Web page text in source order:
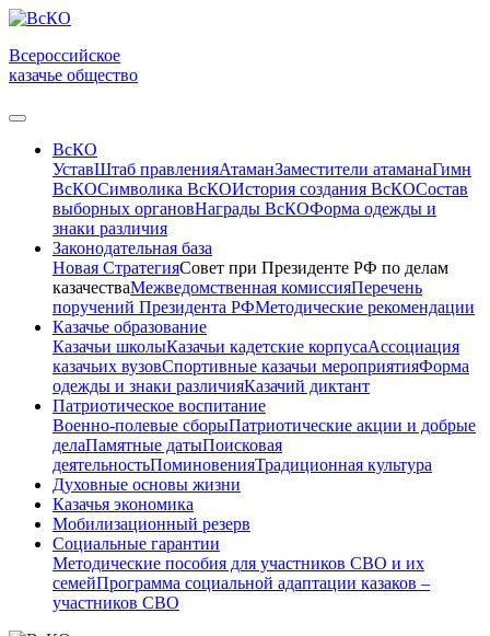
Всероссийское
казачье общество
ВсКО
УставШтаб правленияАтаманЗаместители атаманаГимн
ВсКОСимволика ВсКОИстория создания ВсКОСостав
выборных органовНаграды ВсКОФорма одежды и
знаки различия
Законодательная база
Новая СтратегияСовет при Президенте РФ по делам
казачестваМежведомственная комиссияПеречень
поручений Президента РФМетодические рекомендации
Казачье образование
Казачьи школыКазачьи кадетские корпусаАссоциация
казачьих вузовСпортивные казачьи мероприятияФорма
одежды и знаки различияКазачий диктант
Патриотическое воспитание
Военно-полевые сборыПатриотические акции и добрые
делаПамятные датыПоисковая
деятельностьПоминовенияТрадиционная культура
Духовные основы жизни
Казачья экономика
Мобилизационный резерв
Социальные гарантии
Методические пособия для участников СВО и их
семейПрограмма социальной адаптации казаков –
участников СВО